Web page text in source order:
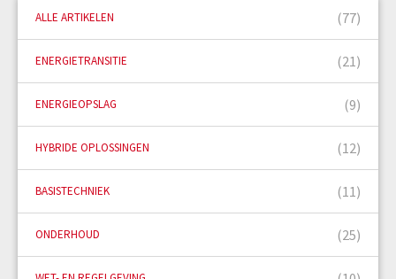
ALLE ARTIKELEN (77)
ENERGIETRANSITIE (21)
ENERGIEOPSLAG (9)
HYBRIDE OPLOSSINGEN (12)
BASISTECHNIEK (11)
ONDERHOUD (25)